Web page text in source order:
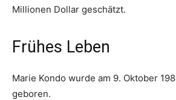
Millionen Dollar geschätzt.
Frühes Leben
Marie Kondo wurde am 9. Oktober
geboren.